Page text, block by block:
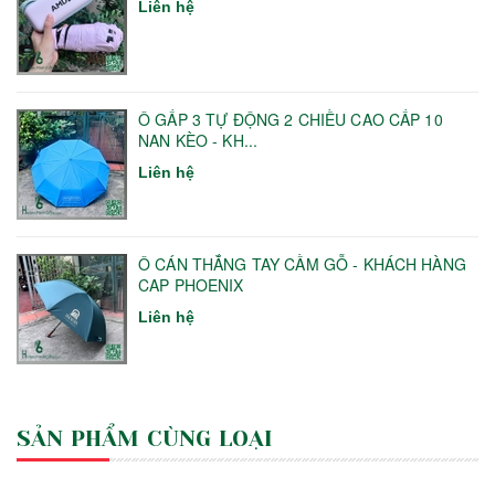
Liên hệ
Ô GẤP 3 TỰ ĐỘNG 2 CHIỀU CAO CẤP 10
NAN KÈO - KH...
Liên hệ
Ô CÁN THẲNG TAY CẦM GỖ - KHÁCH HÀNG
CAP PHOENIX
Liên hệ
SẢN PHẨM CÙNG LOẠI